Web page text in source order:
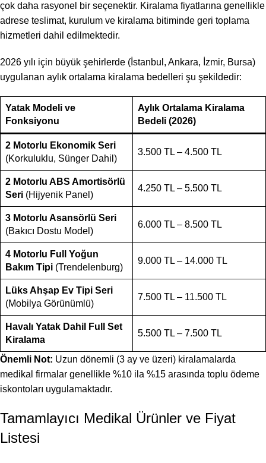
çok daha rasyonel bir seçenektir. Kiralama fiyatlarına genellikle
adrese teslimat, kurulum ve kiralama bitiminde geri toplama
hizmetleri dahil edilmektedir.
2026 yılı için büyük şehirlerde (İstanbul, Ankara, İzmir, Bursa)
uygulanan aylık ortalama kiralama bedelleri şu şekildedir:
Yatak Modeli ve
Fonksiyonu
Aylık Ortalama Kiralama
Bedeli (2026)
2 Motorlu Ekonomik Seri
(Korkuluklu, Sünger Dahil)
3.500 TL – 4.500 TL
2 Motorlu ABS Amortisörlü
Seri (Hijyenik Panel)
4.250 TL – 5.500 TL
3 Motorlu Asansörlü Seri
(Bakıcı Dostu Model)
6.000 TL – 8.500 TL
4 Motorlu Full Yoğun
Bakım Tipi (Trendelenburg)
9.000 TL – 14.000 TL
Lüks Ahşap Ev Tipi Seri
(Mobilya Görünümlü)
7.500 TL – 11.500 TL
Havalı Yatak Dahil Full Set
Kiralama
5.500 TL – 7.500 TL
Önemli Not: Uzun dönemli (3 ay ve üzeri) kiralamalarda
medikal firmalar genellikle %10 ila %15 arasında toplu ödeme
iskontoları uygulamaktadır.
Tamamlayıcı Medikal Ürünler ve Fiyat
Listesi